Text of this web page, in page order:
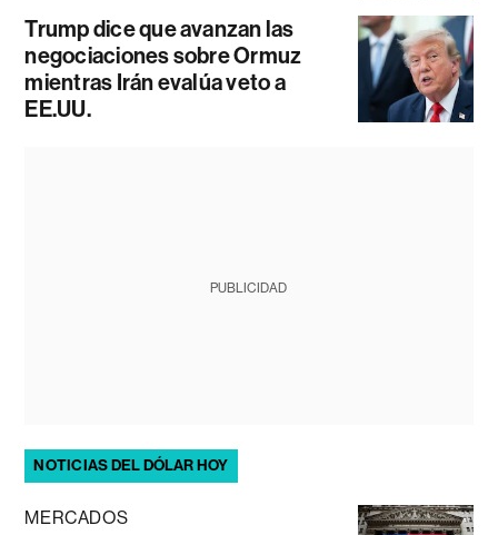
Trump dice que avanzan las
negociaciones sobre Ormuz
mientras Irán evalúa veto a
EE.UU.
PUBLICIDAD
NOTICIAS DEL DÓLAR HOY
MERCADOS